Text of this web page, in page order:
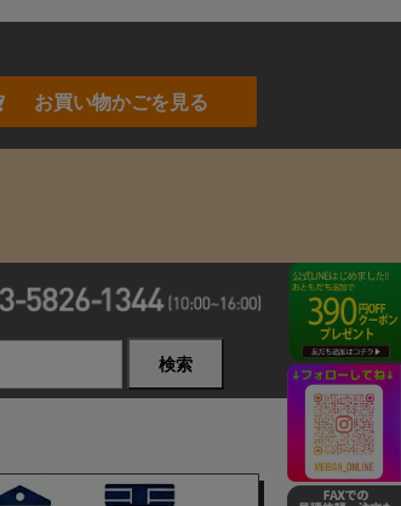
お買い物かごを見る
検索